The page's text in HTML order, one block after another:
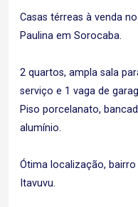
Casas térreas à venda
Paulina em Sorocaba.
2 quartos, ampla sala
serviço e 1 vaga de
Piso porcelanato,
alumínio.
Ótima localização,
Itavuvu.